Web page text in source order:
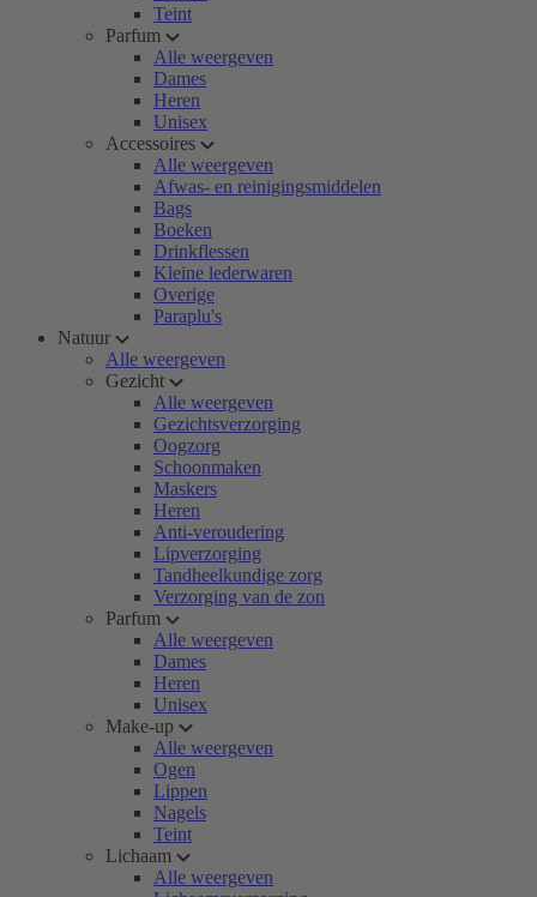
Teint
Parfum
Alle weergeven
Dames
Heren
Unisex
Accessoires
Alle weergeven
Afwas- en reinigingsmiddelen
Bags
Boeken
Drinkflessen
Kleine lederwaren
Overige
Paraplu's
Natuur
Alle weergeven
Gezicht
Alle weergeven
Gezichtsverzorging
Oogzorg
Schoonmaken
Maskers
Heren
Anti-veroudering
Lipverzorging
Tandheelkundige zorg
Verzorging van de zon
Parfum
Alle weergeven
Dames
Heren
Unisex
Make-up
Alle weergeven
Ogen
Lippen
Nagels
Teint
Lichaam
Alle weergeven